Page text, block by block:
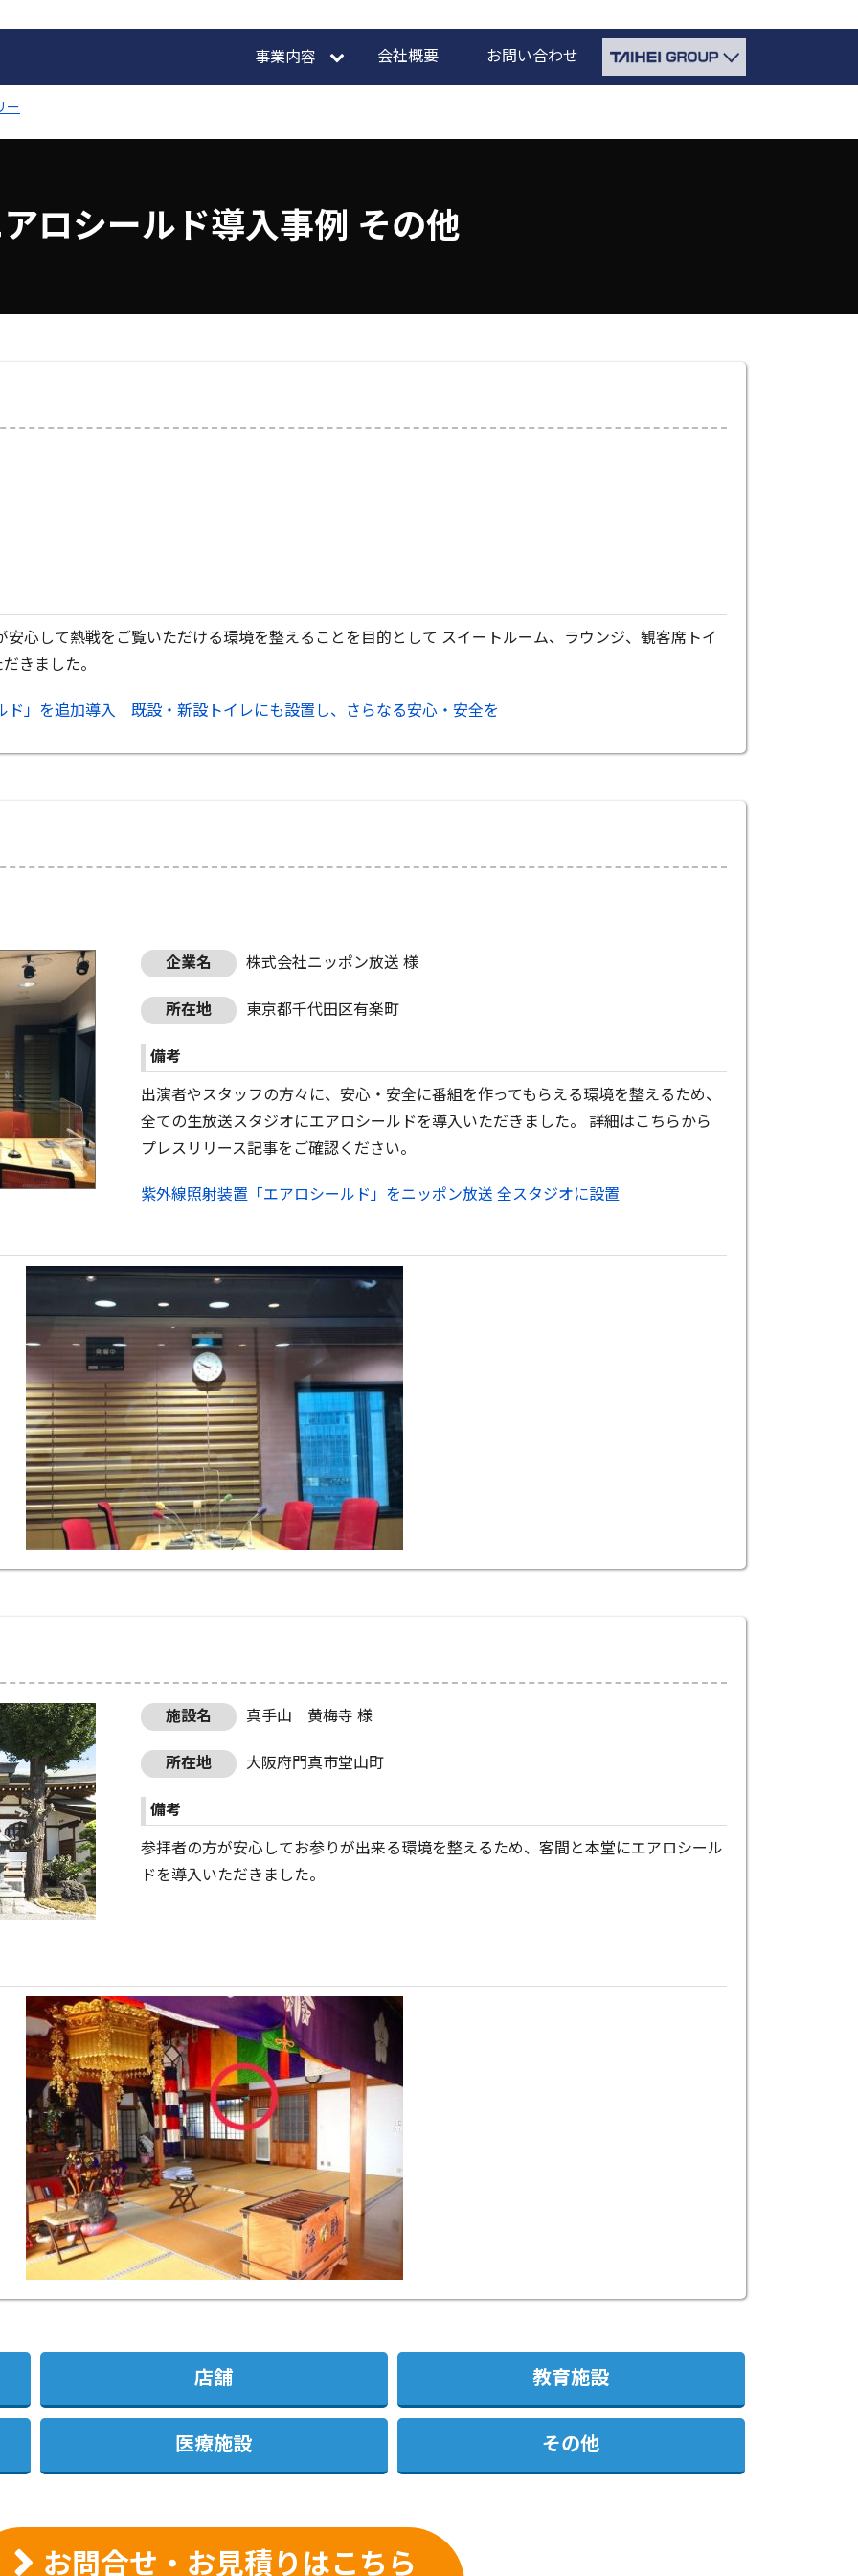
事業内容 会社概要 お問い合わせ
ー
ロシールド導入事例 その他
心して熱戦をご覧いただける環境を整えることを目的として スイートルーム、ラウンジ、観客席トイ
きました。
ド」を追加導入 既設・新設トイレにも設置し、さらなる安心・安全を
企業名 株式会社ニッポン放送 様
所在地 東京都千代田区有楽町
備考
出演者やスタッフの方々に、安心・安全に番組を作ってもらえる環境を整えるため、
全ての生放送スタジオにエアロシールドを導入いただきました。 詳細はこちらから
プレスリリース記事をご確認ください。
紫外線照射装置「エアロシールド」をニッポン放送 全スタジオに設置
施設名 真手山 黄梅寺 様
所在地 大阪府門真市堂山町
備考
参拝者の方が安心してお参りが出来る環境を整えるため、客間と本堂にエアロシール
ドを導入いただきました。
店舗 教育施設
医療施設 その他
お問合せ・お見積りはこちら